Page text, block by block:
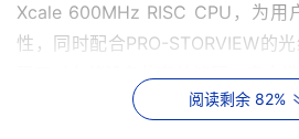
Xcale 600MHz RISC CPU，为用
性，同时配合PRO-STORVIEW的
现了对存储设备的有效管理，完全
年图书馆及网络中心的业务发展需求
阅读剩余 82%